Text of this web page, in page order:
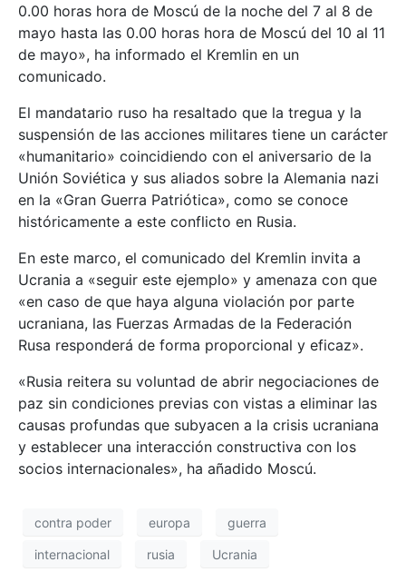
0.00 horas hora de Moscú de la noche del 7 al 8 de
mayo hasta las 0.00 horas hora de Moscú del 10 al 11
de mayo», ha informado el Kremlin en un
comunicado.
El mandatario ruso ha resaltado que la tregua y la
suspensión de las acciones militares tiene un carácter
«humanitario» coincidiendo con el aniversario de la
Unión Soviética y sus aliados sobre la Alemania nazi
en la «Gran Guerra Patriótica», como se conoce
históricamente a este conflicto en Rusia.
En este marco, el comunicado del Kremlin invita a
Ucrania a «seguir este ejemplo» y amenaza con que
«en caso de que haya alguna violación por parte
ucraniana, las Fuerzas Armadas de la Federación
Rusa responderá de forma proporcional y eficaz».
«Rusia reitera su voluntad de abrir negociaciones de
paz sin condiciones previas con vistas a eliminar las
causas profundas que subyacen a la crisis ucraniana
y establecer una interacción constructiva con los
socios internacionales», ha añadido Moscú.
contra poder europa guerra
internacional rusia Ucrania